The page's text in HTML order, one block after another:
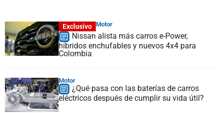
Exclusivo Motor
Nissan alista más carros e-Power,
híbridos enchufables y nuevos 4x4 para
Colombia
Motor
¿Qué pasa con las baterías de carros
eléctricos después de cumplir su vida útil?